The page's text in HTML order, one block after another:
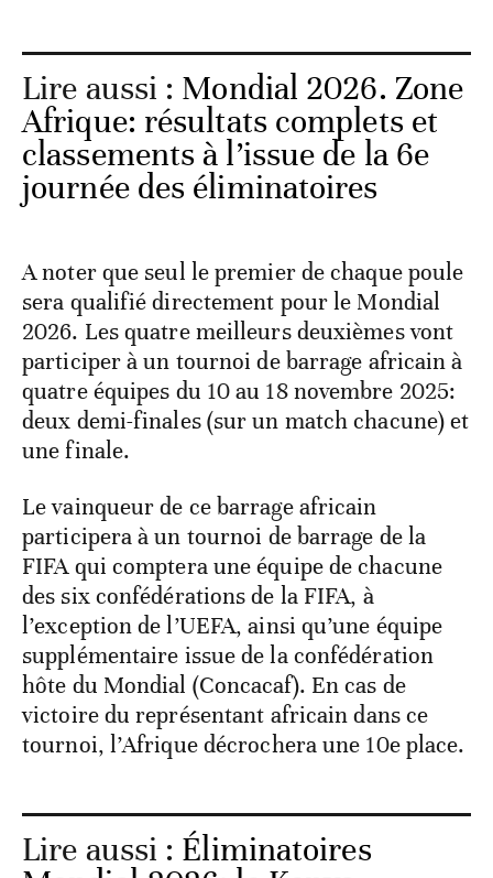
Lire aussi : Mondial 2026. Zone
Afrique: résultats complets et
classements à l’issue de la 6e
journée des éliminatoires
A noter que seul le premier de chaque poule
sera qualifié directement pour le Mondial
2026. Les quatre meilleurs deuxièmes vont
participer à un tournoi de barrage africain à
quatre équipes du 10 au 18 novembre 2025:
deux demi-finales (sur un match chacune) et
une finale.
Le vainqueur de ce barrage africain
participera à un tournoi de barrage de la
FIFA qui comptera une équipe de chacune
des six confédérations de la FIFA, à
l’exception de l’UEFA, ainsi qu’une équipe
supplémentaire issue de la confédération
hôte du Mondial (Concacaf). En cas de
victoire du représentant africain dans ce
tournoi, l’Afrique décrochera une 10e place.
Lire aussi : Éliminatoires